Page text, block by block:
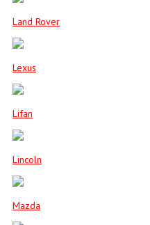
Land Rover
Lexus
Lifan
Lincoln
Mazda